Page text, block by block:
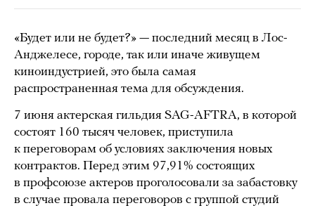
«Будет или не будет?» — последний месяц в Лос-
Анджелесе, городе, так или иначе живущем
киноиндустрией, это была самая
распространенная тема для обсуждения.
7 июня актерская гильдия SAG-AFTRA, в которой
состоят 160 тысяч человек, приступила
к переговорам об условиях заключения новых
контрактов. Перед этим 97,91% состоящих
в профсоюзе актеров проголосовали за забастовку
в случае провала переговоров с группой студий